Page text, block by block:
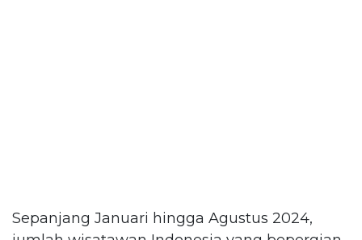
Sepanjang Januari hingga Agustus 2024,